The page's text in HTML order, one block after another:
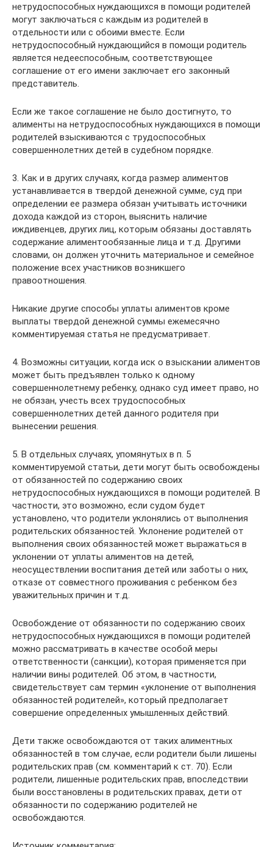
нетрудоспособных нуждающихся в помощи родителей
могут заключаться с каждым из родителей в
отдельности или с обоими вместе. Если
нетрудоспособный нуждающийся в помощи родитель
является недееспособным, соответствующее
соглашение от его имени заключает его законный
представитель.
Если же такое соглашение не было достигнуто, то
алименты на нетрудоспособных нуждающихся в помощи
родителей взыскиваются с трудоспособных
совершеннолетних детей в судебном порядке.
3. Как и в других случаях, когда размер алиментов
устанавливается в твердой денежной сумме, суд при
определении ее размера обязан учитывать источники
дохода каждой из сторон, выяснить наличие
иждивенцев, других лиц, которым обязаны доставлять
содержание алиментообязанные лица и т.д. Другими
словами, он должен уточнить материальное и семейное
положение всех участников возникшего
правоотношения.
Никакие другие способы уплаты алиментов кроме
выплаты твердой денежной суммы ежемесячно
комментируемая статья не предусматривает.
4. Возможны ситуации, когда иск о взыскании алиментов
может быть предъявлен только к одному
совершеннолетнему ребенку, однако суд имеет право, но
не обязан, учесть всех трудоспособных
совершеннолетних детей данного родителя при
вынесении решения.
5. В отдельных случаях, упомянутых в п. 5
комментируемой статьи, дети могут быть освобождены
от обязанностей по содержанию своих
нетрудоспособных нуждающихся в помощи родителей. В
частности, это возможно, если судом будет
установлено, что родители уклонялись от выполнения
родительских обязанностей. Уклонение родителей от
выполнения своих обязанностей может выражаться в
уклонении от уплаты алиментов на детей,
неосуществлении воспитания детей или заботы о них,
отказе от совместного проживания с ребенком без
уважительных причин и т.д.
Освобождение от обязанности по содержанию своих
нетрудоспособных нуждающихся в помощи родителей
можно рассматривать в качестве особой меры
ответственности (санкции), которая применяется при
наличии вины родителей. Об этом, в частности,
свидетельствует сам термин «уклонение от выполнения
обязанностей родителей», который предполагает
совершение определенных умышленных действий.
Дети также освобождаются от таких алиментных
обязанностей в том случае, если родители были лишены
родительских прав (см. комментарий к ст. 70). Если
родители, лишенные родительских прав, впоследствии
были восстановлены в родительских правах, дети от
обязанности по содержанию родителей не
освобождаются.